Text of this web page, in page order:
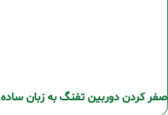
صفر کردن دوربین تفنگ به زبان ساده